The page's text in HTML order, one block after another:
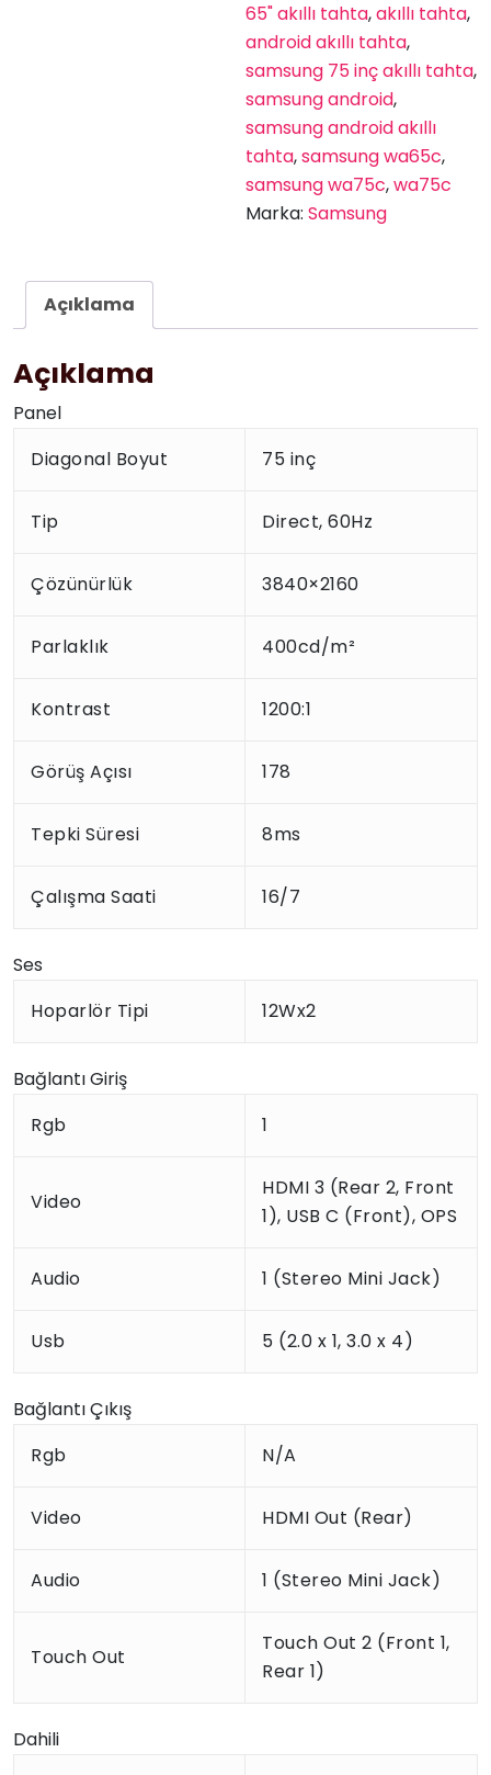
65" akıllı tahta,akıllı tahta,
android akıllı tahta,
samsung 75 inç akıllı tahta,
samsung android,
samsung android akıllı
tahta,samsung wa65c,
samsung wa75c,wa75c
Marka: Samsung
Açıklama
Açıklama
Panel
Diagonal Boyut
75 inç
Tip Direct, 60Hz
Çözünürlük 3840×2160
Parlaklık 400cd/m²
Kontrast 1200:1
Görüş Açısı 178
Tepki Süresi 8ms
Çalışma Saati 16/7
Ses
Hoparlör Tipi
12Wx2
Bağlantı Giriş
Rgb
1
Video
HDMI 3 (Rear 2, Front
1), USB C (Front), OPS
Audio 1 (Stereo Mini Jack)
Usb 5 (2.0 x 1, 3.0 x 4)
Bağlantı Çıkış
Rgb
N/A
Video HDMI Out (Rear)
Audio 1 (Stereo Mini Jack)
Touch Out
Touch Out 2 (Front 1,
Rear 1)
Dahili